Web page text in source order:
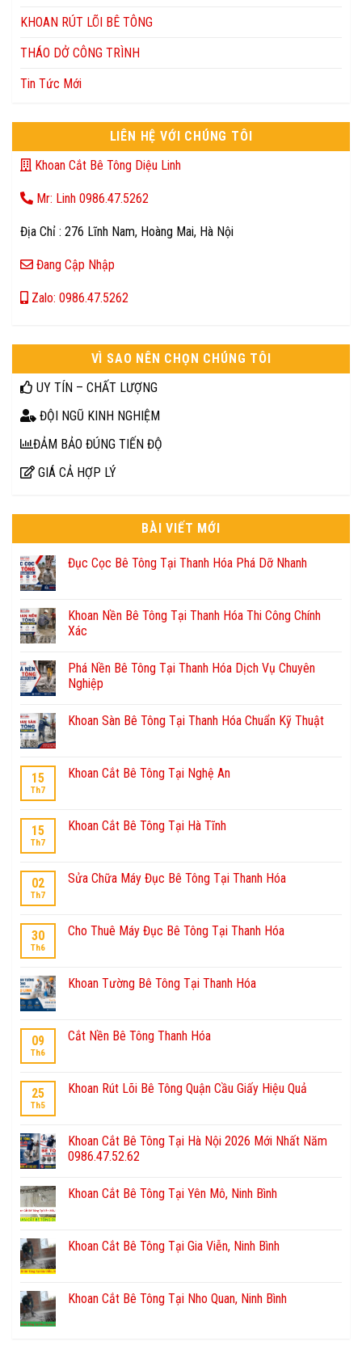
KHOAN RÚT LÕI BÊ TÔNG
THÁO DỞ CÔNG TRÌNH
Tin Tức Mới
LIÊN HỆ VỚI CHÚNG TÔI
Khoan Cắt Bê Tông Diệu Linh
Mr: Linh 0986.47.5262
Địa Chỉ : 276 Lĩnh Nam, Hoàng Mai, Hà Nội
Đang Cập Nhập
Zalo: 0986.47.5262
VÌ SAO NÊN CHỌN CHÚNG TÔI
UY TÍN – CHẤT LƯỢNG
ĐỘI NGŨ KINH NGHIỆM
ĐẢM BẢO ĐÚNG TIẾN ĐỘ
GIÁ CẢ HỢP LÝ
BÀI VIẾT MỚI
Đục Cọc Bê Tông Tại Thanh Hóa Phá Dỡ Nhanh
Khoan Nền Bê Tông Tại Thanh Hóa Thi Công Chính
Xác
Phá Nền Bê Tông Tại Thanh Hóa Dịch Vụ Chuyên
Nghiệp
Khoan Sàn Bê Tông Tại Thanh Hóa Chuẩn Kỹ Thuật
15
Th7
Khoan Cắt Bê Tông Tại Nghệ An
15
Th7
Khoan Cắt Bê Tông Tại Hà Tĩnh
02
Th7
Sửa Chữa Máy Đục Bê Tông Tại Thanh Hóa
30
Th6
Cho Thuê Máy Đục Bê Tông Tại Thanh Hóa
Khoan Tường Bê Tông Tại Thanh Hóa
09
Th6
Cắt Nền Bê Tông Thanh Hóa
25
Th5
Khoan Rút Lõi Bê Tông Quận Cầu Giấy Hiệu Quả
Khoan Cắt Bê Tông Tại Hà Nội 2026 Mới Nhất Năm
0986.47.52.62
Khoan Cắt Bê Tông Tại Yên Mô, Ninh Bình
Khoan Cắt Bê Tông Tại Gia Viễn, Ninh Bình
Khoan Cắt Bê Tông Tại Nho Quan, Ninh Bình